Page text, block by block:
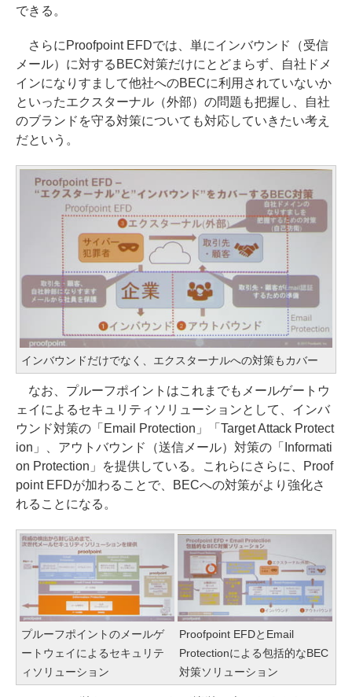
できる。
さらにProofpoint EFDでは、単にインバウンド（受信
メール）に対するBEC対策だけにとどまらず、自社ドメ
インになりすまして他社へのBECに利用されていないか
といったエクスターナル（外部）の問題も把握し、自社
のブランドを守る対策についても対応していきたい考え
だという。
インバウンドだけでなく、エクスターナルへの対策もカバー
なお、プルーフポイントはこれまでもメールゲートウ
ェイによるセキュリティソリューションとして、インバ
ウンド対策の「Email Protection」「Target Attack Protect
ion」、アウトバウンド（送信メール）対策の「Informati
on Protection」を提供している。これらにさらに、Proof
point EFDが加わることで、BECへの対策がより強化さ
れることになる。
プルーフポイントのメールゲ
ートウェイによるセキュリテ
ィソリューション
Proofpoint EFDとEmail
Protectionによる包括的なBEC
対策ソリューション